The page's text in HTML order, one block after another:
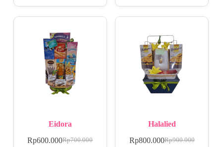
Eidora
Rp700.000
Rp600.000
Halalied
Rp900.000
Rp800.000